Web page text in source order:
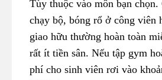
Tùy thuộc vào môn bạn chọn.
chạy bộ, bóng rổ ở công viên
giao hữu thường hoàn toàn
rất ít tiền sân. Nếu tập gym
phí cho sinh viên rơi vào